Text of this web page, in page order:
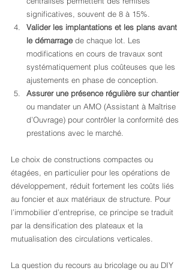
significatives, souvent de 8 à 15%.
Valider les implantations et les plans avant
le démarrage de chaque lot. Les
modifications en cours de travaux sont
systématiquement plus coûteuses que les
ajustements en phase de conception.
Assurer une présence régulière sur chantier
ou mandater un AMO (Assistant à Maîtrise
d’Ouvrage) pour contrôler la conformité des
prestations avec le marché.
Le choix de constructions compactes ou
étagées, en particulier pour les opérations de
développement, réduit fortement les coûts liés
au foncier et aux matériaux de structure. Pour
l’immobilier d’entreprise, ce principe se traduit
par la densification des plateaux et la
mutualisation des circulations verticales.
La question du recours au bricolage ou au DIY